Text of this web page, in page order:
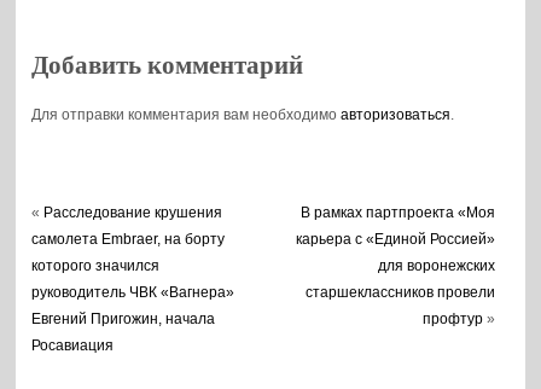
Добавить комментарий
Для отправки комментария вам необходимоавторизоваться.
« Расследование крушения
самолета Embraer, на борту
которого значился
руководитель ЧВК «Вагнера»
Евгений Пригожин, начала
Росавиация
В рамках партпроекта «Моя
карьера с «Единой Россией»
для воронежских
старшеклассников провели
профтур »